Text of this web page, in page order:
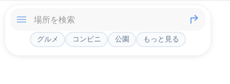
グルメ コンビニ 公園 もっと見る